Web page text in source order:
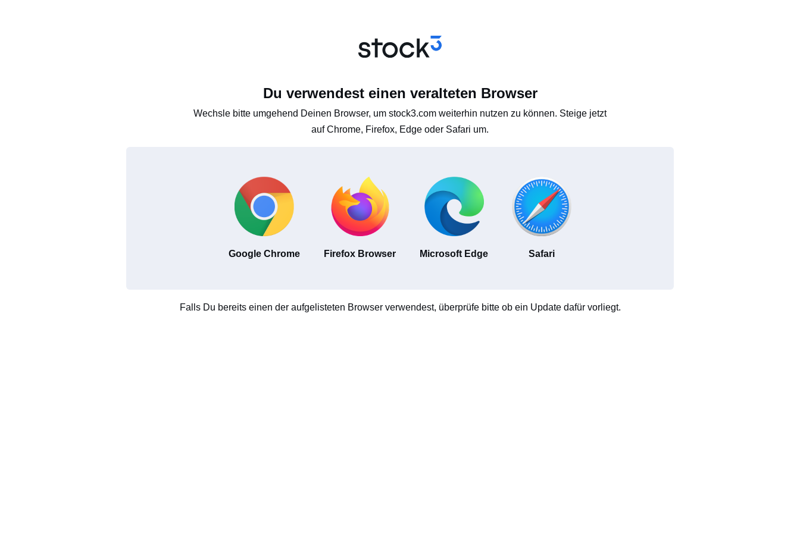
Du verwendest einen veralteten Browser
Wechsle bitte umgehend Deinen Browser, um stock3.com weiterhin nutzen zu können. Steige jetzt
auf Chrome, Firefox, Edge oder Safari um.
Google Chrome Firefox Browser Microsoft Edge Safari
Falls Du bereits einen der aufgelisteten Browser verwendest, überprüfe bitte ob ein Update dafür vorliegt.